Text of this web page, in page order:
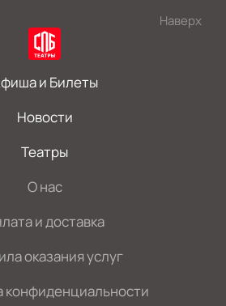
Наверх
и Билеты
Новости
Театры
О нас
и доставка
оказания услуг
конфиденциальности